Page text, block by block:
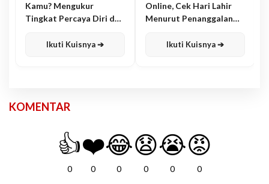
Kamu? Mengukur
Tingkat Percaya Diri dan
Ikuti Kuisnya ➔
Online, Cek Hari Lahir
Menurut Penanggalan
Ikuti Kuisnya ➔
KOMENTAR
👍
0
❤️
0
😂
0
😧
0
😭
0
😡
0